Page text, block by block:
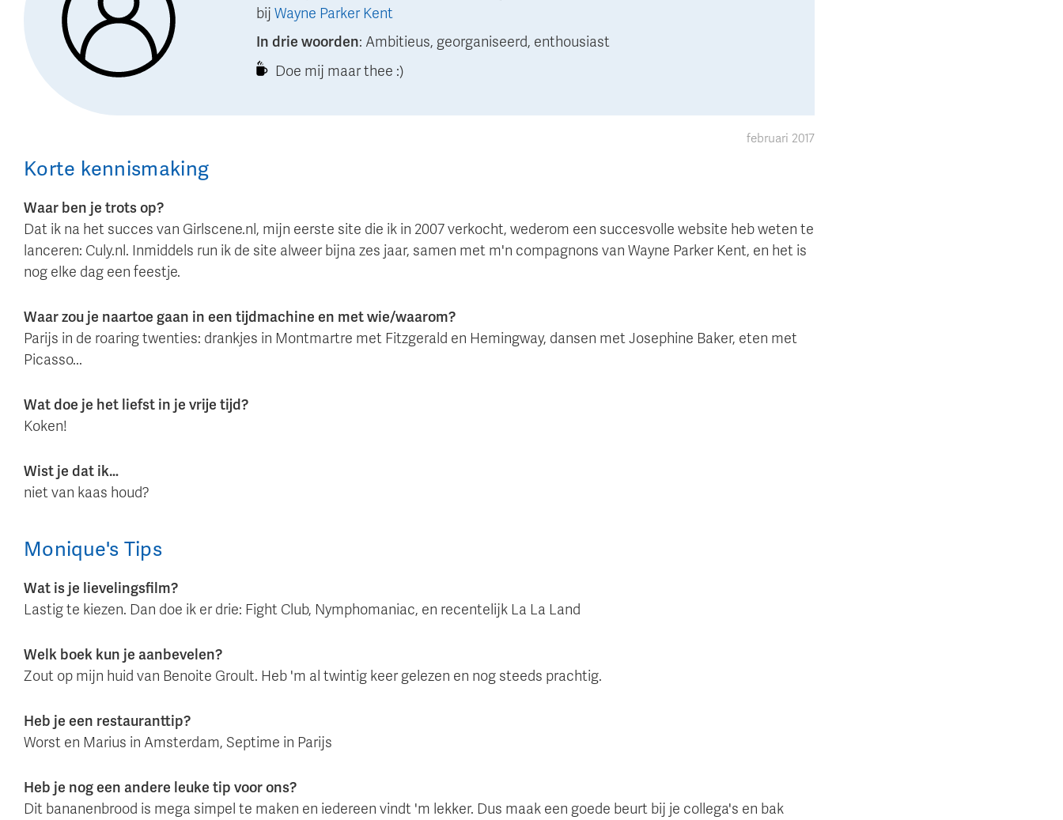
bij Wayne Parker Kent
In drie woorden: Ambitieus, georganiseerd, enthousiast
Doe mij maar thee :)
februari 2017
Korte kennismaking
Waar ben je trots op?
Dat ik na het succes van Girlscene.nl, mijn eerste site die ik in 2007 verkocht, wederom een succesvolle website heb weten te
lanceren: Culy.nl. Inmiddels run ik de site alweer bijna zes jaar, samen met m'n compagnons van Wayne Parker Kent, en het is
nog elke dag een feestje.
Waar zou je naartoe gaan in een tijdmachine en met wie/waarom?
Parijs in de roaring twenties: drankjes in Montmartre met Fitzgerald en Hemingway, dansen met Josephine Baker, eten met
Picasso...
Wat doe je het liefst in je vrije tijd?
Koken!
Wist je dat ik…
niet van kaas houd?
Monique's Tips
Wat is je lievelingsfilm?
Lastig te kiezen. Dan doe ik er drie: Fight Club, Nymphomaniac, en recentelijk La La Land
Welk boek kun je aanbevelen?
Zout op mijn huid van Benoite Groult. Heb 'm al twintig keer gelezen en nog steeds prachtig.
Heb je een restauranttip?
Worst en Marius in Amsterdam, Septime in Parijs
Heb je nog een andere leuke tip voor ons?
Dit bananenbrood is mega simpel te maken en iedereen vindt 'm lekker. Dus maak een goede beurt bij je collega's en bak